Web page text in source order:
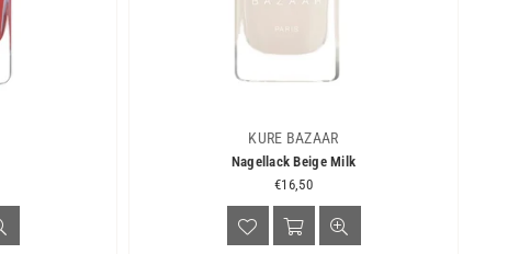
KURE BAZAAR
Nagellack Beige Milk
Normaler
€16,50